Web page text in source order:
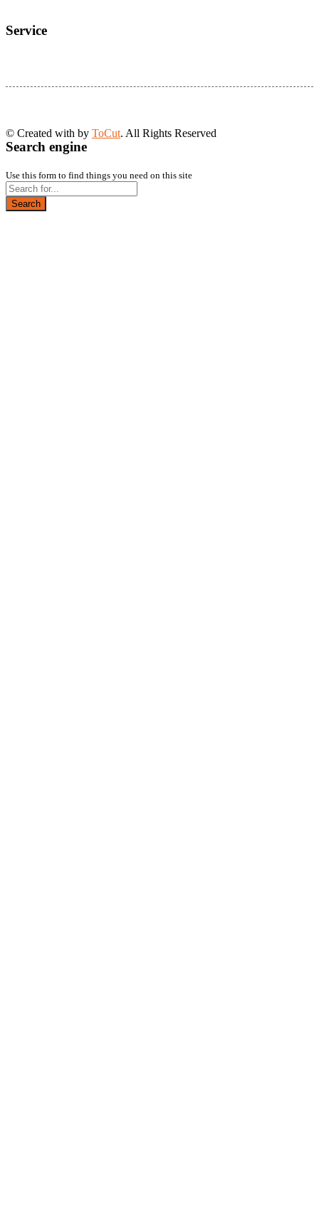
Service
© Created with by ToCut. All Rights Reserved
Search engine
Use this form to find things you need on this site
Search